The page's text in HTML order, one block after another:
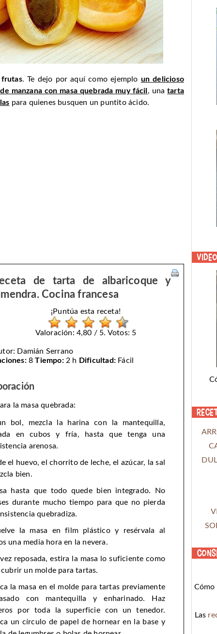
. Te dejo por aquí como ejemplo un delicioso
manzana con masa quebrada muy fácil , unatarta
para quienes busquen un puntito ácido.
de tarta de albaricoque y
Cocina francesa
¡Puntúa esta receta!
Valoración: 4,80 / 5. Votos: 5
Damián Serrano
8 Tiempo: 2 h Dificultad: Fácil
la masa quebrada:
bol, mezcla la harina con la mantequilla,
en cubos y fría, hasta que tenga una
arenosa.
el huevo, el chorrito de leche, el azúcar, la sal
bien.
hasta que todo quede bien integrado. No
durante mucho tiempo para que no pierda
quebradiza.
la masa en film plástico y resérvala al
una media hora en la nevera.
reposada, estira la masa lo suficiente como
un molde para tartas.
la masa en el molde para tartas previamente
con mantequilla y enharinado. Haz
por toda la superficie con un tenedor.
un círculo de papel de hornear en la base y
Las